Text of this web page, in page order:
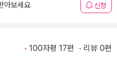
아보세요 신청
100자평 17편 리뷰 0편